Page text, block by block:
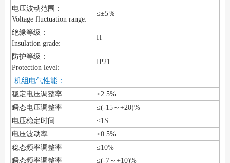
电压波动范围：
Voltage fluctuation range:
≤±5％
绝缘等级：
Insulation grade:
H
防护等级：
Protection level:
IP21
机组电气性能：
稳定电压调整率
≤2.5%
瞬态电压调整率
≤(-15～+20)%
电压稳定时间
≤1S
电压波动率
≤0.5%
稳态频率调整率
≤10%
瞬态频率调整率
≤(-7～+10)%